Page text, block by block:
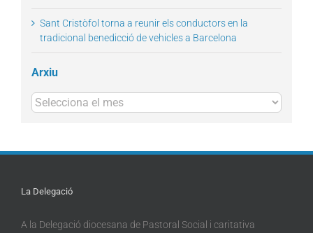
Sant Cristòfol torna a reunir els conductors en la
tradicional benedicció de vehicles a Barcelona
Arxiu
Arxius
La Delegació
A la Delegació diocesana de Pastoral Social i caritativa